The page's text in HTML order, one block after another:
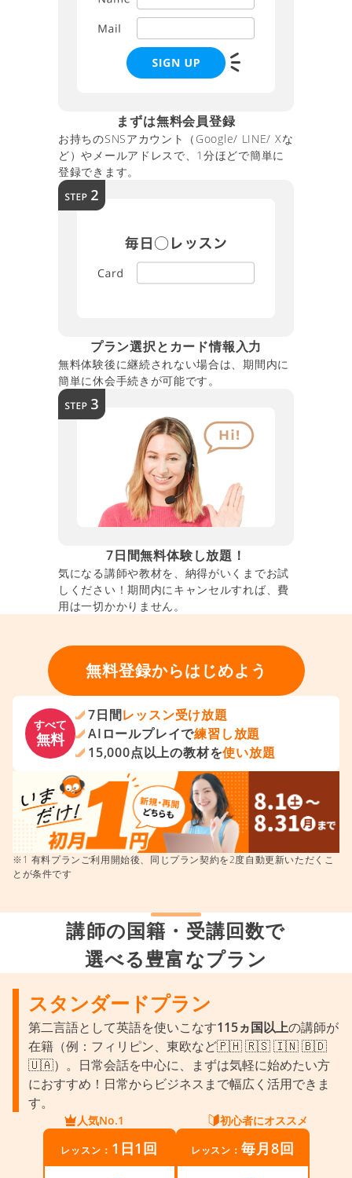
まずは無料会員登録
お持ちのSNSアカウント（Google/ LINE/ Xな
ど）やメールアドレスで、1分ほどで簡単に
登録できます。
プラン選択とカード情報入力
無料体験後に継続されない場合は、期間内に
簡単に休会手続きが可能です。
7日間無料体験し放題！
気になる講師や教材を、納得がいくまでお試
しください！期間内にキャンセルすれば、費
用は一切かかりません。
無料登録からはじめよう
すべて
無料
7日間レッスン受け放題
AIロールプレイで練習し放題
15,000点以上の教材を使い放題
※1 有料プランご利用開始後、同じプラン契約を2度自動更新いただくこ
とが条件です
講師の国籍・受講回数で
選べる豊富なプラン
スタンダードプラン
第二言語として英語を使いこなす115ヵ国以上の講師が
在籍（例：フィリピン、東欧など🇵🇭 🇷🇸 🇮🇳 🇧🇩
🇺🇦）。日常会話を中心に、まずは気軽に始めたい方
におすすめ！日常からビジネスまで幅広く活用できま
す。
人気No.1 初心者にオススメ
レッスン： 1日1回 レッスン：毎月8回